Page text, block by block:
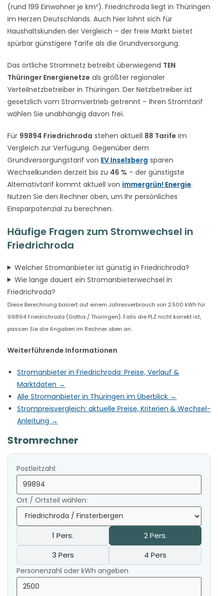
(rund 199 Einwohner je km²). Friedrichroda liegt in Thüringen
im Herzen Deutschlands. Auch hier lohnt sich für
Haushaltskunden der Vergleich – der freie Markt bietet
spürbar günstigere Tarife als die Grundversorgung.
Das örtliche Stromnetz betreibt überwiegend TEN
Thüringer Energienetze als größter regionaler
Verteilnetzbetreiber in Thüringen. Der Netzbetreiber ist
gesetzlich vom Stromvertrieb getrennt – Ihren Stromtarif
wählen Sie unabhängig davon frei.
Für 99894 Friedrichroda stehen aktuell 88 Tarife im
Vergleich zur Verfügung. Gegenüber dem
Grundversorgungstarif von EV Inselsberg sparen
Wechselkunden derzeit bis zu 46 % – der günstigste
Alternativtarif kommt aktuell von immergrün! Energie.
Nutzen Sie den Rechner oben, um Ihr persönliches
Einsparpotenzial zu berechnen.
Häufige Fragen zum Stromwechsel in
Friedrichroda
Welcher Stromanbieter ist günstig in Friedrichroda?
Wie lange dauert ein Stromanbieterwechsel in
Friedrichroda?
Diese Berechnung basiert auf einem Jahresverbrauch von 2.500 kWh für
99894 Friedrichroda (Gotha / Thüringen). Falls die PLZ nicht korrekt ist,
passen Sie die Angaben im Rechner oben an.
Weiterführende Informationen
Stromanbieter in Friedrichroda: Preise, Verlauf &
Marktdaten →
Alle Stromanbieter in Thüringen im Überblick →
Strompreisvergleich: aktuelle Preise, Kriterien & Wechsel-
Anleitung →
Stromrechner
Postleitzahl:
Ort / Ortsteil wählen:
1 Pers.
2 Pers.
3 Pers
4 Pers
Personenzahl oder kWh angeben